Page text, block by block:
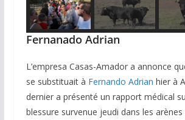
Fernanado Adrian
L’empresa Casas-Amador a annonce
se substituait à Fernando Adrian hier à
dernier a présenté un rapport médical
blessure survenue jeudi dans les arènes